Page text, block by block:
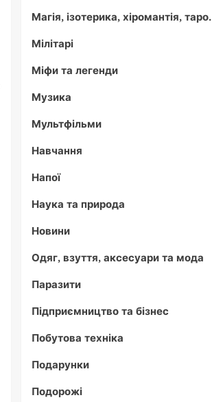
Магія, ізотерика, хіромантія, таро.
Мілітарі
Міфи та легенди
Музика
Мультфільми
Навчання
Напої
Наука та природа
Новини
Одяг, взуття, аксесуари та мода
Паразити
Підприємництво та бізнес
Побутова техніка
Подарунки
Подорожі